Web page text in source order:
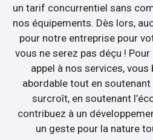
un tarif concurrentiel sans
nos équipements. Dès lors,
pour notre entreprise pour
vous ne serez pas déçu !
appel à nos services, vous
abordable tout en soutenant
surcroît, en soutenant
contribuez à un
un geste pour la nature